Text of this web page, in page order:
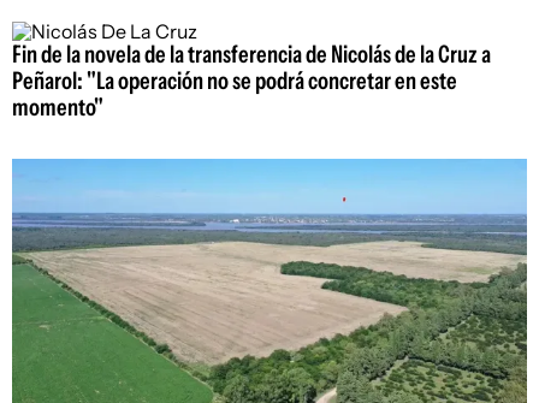
Fin de la novela de la transferencia de Nicolás de la Cruz a
Peñarol: "La operación no se podrá concretar en este
momento"